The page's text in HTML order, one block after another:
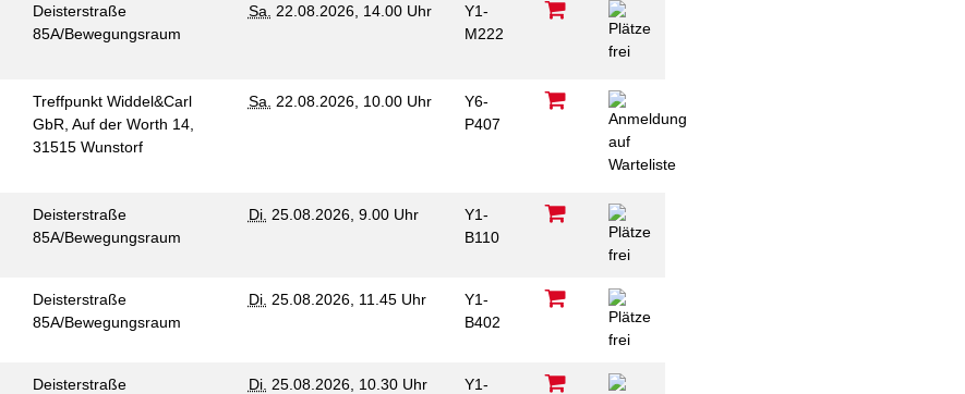
Deisterstraße
85A/Bewegungsraum
Sa. 22.08.2026, 14.00 Uhr
Y1-
M222
Treffpunkt Widdel&Carl
GbR, Auf der Worth 14,
31515 Wunstorf
Sa. 22.08.2026, 10.00 Uhr
Y6-
P407
Deisterstraße
85A/Bewegungsraum
Di. 25.08.2026, 9.00 Uhr
Y1-
B110
Deisterstraße
85A/Bewegungsraum
Di. 25.08.2026, 11.45 Uhr
Y1-
B402
Deisterstraße
Di. 25.08.2026, 10.30 Uhr
Y1-